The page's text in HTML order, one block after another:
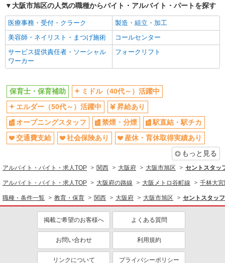
研修制度あり
昼
同じ職種から求人を探す
教育・保育
保育士・保育補助
ミドル（40代～）活躍中
オープニングスタッフ
交通費支給
社会保険あり
産休・育休取得実績あり
大阪市旭区の人気の職種からバイト・アルバイト・パートを探す
医療事務・受付・クラーク
製造・組立・加工
美容師・ネイリスト・まつげ施術
コールセンター
サービス提供責任者・ソーシャル
ワーカー
フォークリフト
保育士・保育補助
ミドル（40代～）活躍中
エルダー（50代～）活躍中
昇給あり
オープニングスタッフ
禁煙・分煙
駅直結・駅チカ
交通費支給
社会保険あり
産休・育休取得実績あり
もっと見る
アルバイト・バイト・求人TOP 関西 大阪府 大阪市旭区 セントスタッ
アルバイト・バイト・求人TOP 大阪府の路線 大阪メトロ谷町線 千林大
職種・条件一覧 教育・保育 関西 大阪府 大阪市旭区 セントスタッ
掲載ご希望のお客様へ よくある質問
お問い合わせ 利用規約
リンクについて プライバシーポリシー